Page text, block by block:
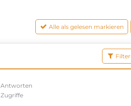
Alle als gelesen markieren
Filter
Antworten
Zugriffe